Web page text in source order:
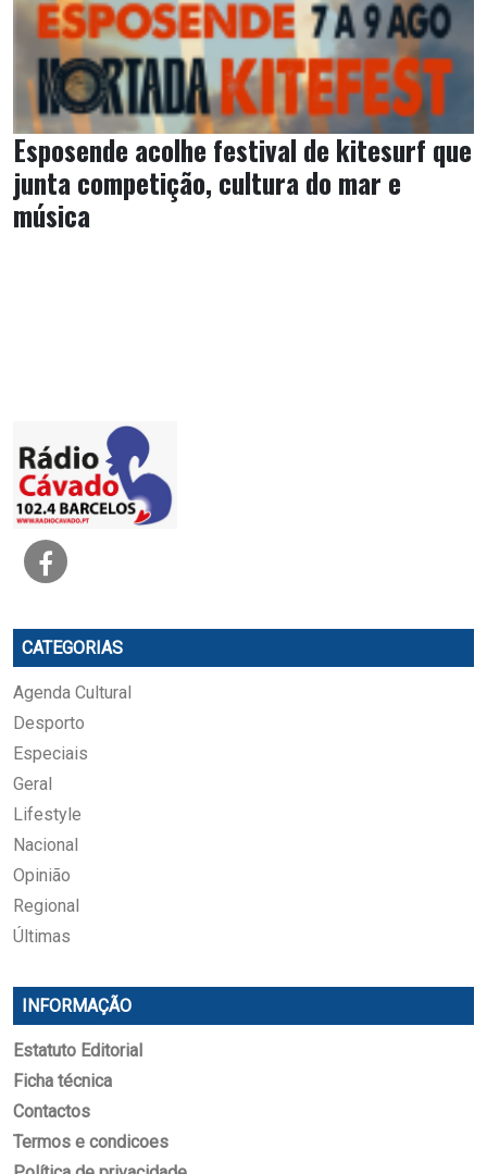
Esposende acolhe festival de kitesurf que
junta competição, cultura do mar e
música
CATEGORIAS
Agenda Cultural
Desporto
Especiais
Geral
Lifestyle
Nacional
Opinião
Regional
Últimas
INFORMAÇÃO
Estatuto Editorial
Ficha técnica
Contactos
Termos e condicoes